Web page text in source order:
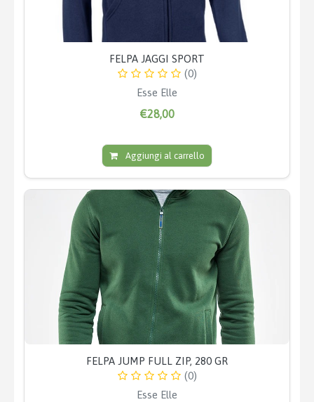
FELPA JAGGI SPORT
(0)
Esse Elle
€28,00
Aggiungi al carrello
FELPA JUMP FULL ZIP, 280 GR
(0)
Esse Elle